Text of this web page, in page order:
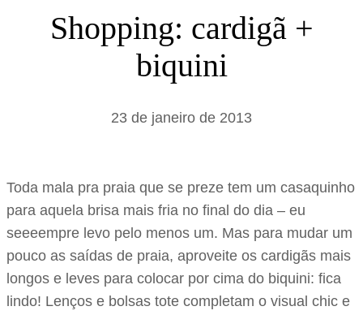
Shopping: cardigã +
biquini
23 de janeiro de 2013
Toda mala pra praia que se preze tem um casaquinho
para aquela brisa mais fria no final do dia – eu
seeeempre levo pelo menos um. Mas para mudar um
pouco as saídas de praia, aproveite os cardigãs mais
longos e leves para colocar por cima do biquini: fica
lindo! Lenços e bolsas tote completam o visual chic e